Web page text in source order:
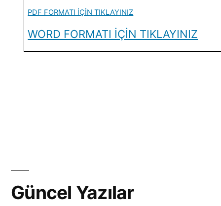
PDF FORMATI İÇİN TIKLAYINIZ
WORD FORMATI İÇİN TIKLAYINIZ
Güncel Yazılar